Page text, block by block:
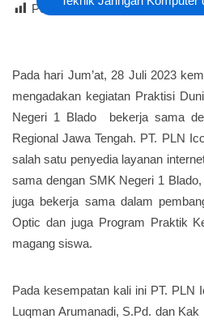
Post Views : 12
Pada hari Jum’at, 28 Juli 2023
mengadakan kegiatan Praktisi
Negeri 1 Blado bekerja sama
Regional Jawa Tengah. PT. PLN
salah satu penyedia layanan
sama dengan SMK Negeri 1
juga bekerja sama dalam
Optic dan juga Program Praktik
magang siswa.
Pada kesempatan kali ini PT. PLN
Luqman Arumanadi, S.Pd. dan